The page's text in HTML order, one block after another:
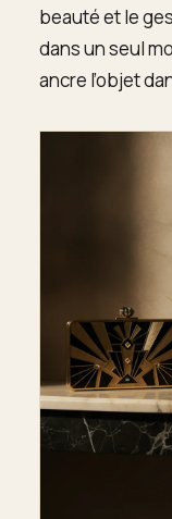
beauté et le
dans un seul
ancre l’objet